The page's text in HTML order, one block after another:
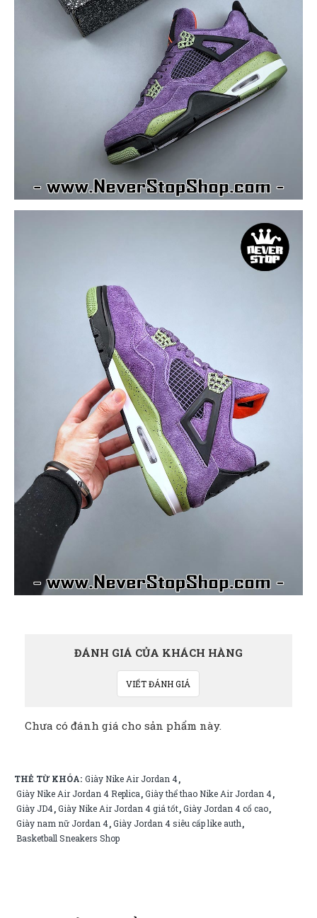
ĐÁNH GIÁ CỦA KHÁCH HÀNG
VIẾT ĐÁNH GIÁ
Chưa có đánh giá cho sản phẩm này.
THẺ TỪ KHÓA: Giày Nike Air Jordan 4,
Giày Nike Air Jordan 4 Replica,Giày thể thao Nike Air Jordan 4,
Giày JD4,Giày Nike Air Jordan 4 giá tốt,Giày Jordan 4 cổ cao,
Giày nam nữ Jordan 4,Giày Jordan 4 siêu cấp like auth,
Basketball Sneakers Shop